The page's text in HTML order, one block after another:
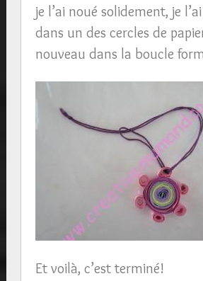
je l’ai noué solidement, je
dans un des cercles de
nouveau dans la boucle
Et voilà, c’est terminé!